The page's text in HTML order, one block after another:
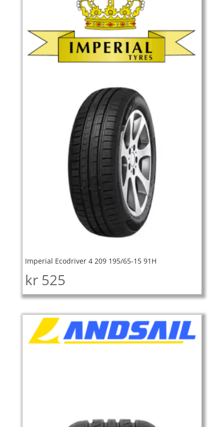
Imperial Ecodriver 4 209 195/65-15 91H
kr 525